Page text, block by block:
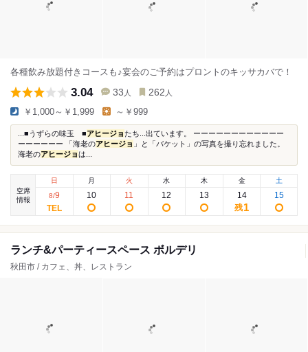
各種飲み放題付きコースも♪宴会のご予約はプロントのキッサカバで！
3.04 33 人 262 人
￥1,000～￥1,999 ～￥999
...■うずらの味玉 ■アヒージョたち...出ています。 ーーーーーーーーーーーー
ーーーーーー 「海老のアヒージョ 」と「バケット」の写真を撮り忘れました。
海老のアヒージョは...
空席
情報
日
8/9
月
10
火
11
水
12
木
13
金
14
残1
土
15
ランチ&パーティースペース ボルデリ
秋田市 / カフェ、丼、レストラン